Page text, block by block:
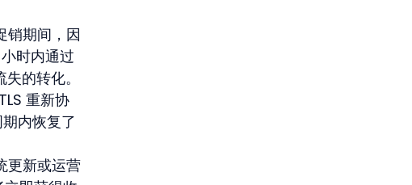
销期间，因
时内通过
的转化。
重新协
内恢复了
更新或运营